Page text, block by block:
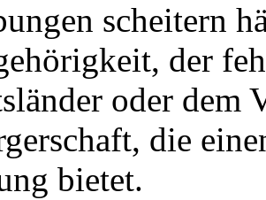
scheitern
der
oder dem
die
bietet.